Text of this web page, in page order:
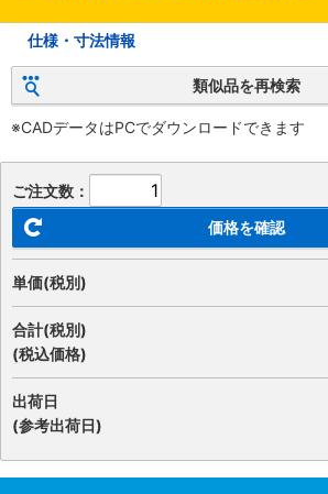
仕様・寸法情報
類似品を再検索
※CADデータはPCでダウンロードできます
ご注文数：
価格を確認
単価(税別)
合計(税別)
(税込価格)
出荷日
(参考出荷日)